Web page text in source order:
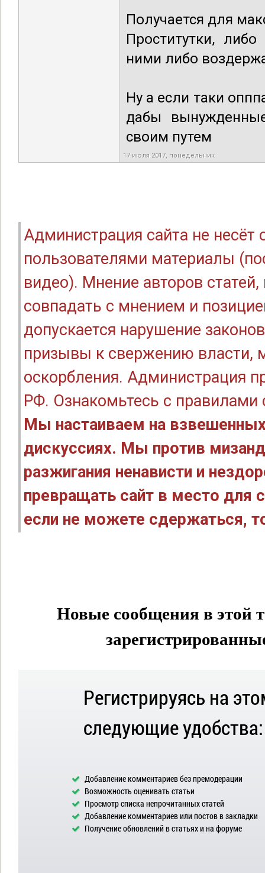
Получается для
Проститутки,
ними либо
Ну а если таки
дабы
своим путем
17 июля 2017, понедельник
Администрация сайта не
пользователями материалы
видео). Мнение авторов
совпадать с мнением и
допускается нарушение
призывы к свержению власти,
оскорбления. Администрация
РФ. Ознакомьтесь с правилами
Мы настаиваем на
дискуссиях. Мы против
разжигания ненависти и
превращать сайт в место для
если не можете сдержаться,
Новые сообщения в этой
Регистрируясь на
следующие удобства:
Добавление комментариев без премодерации
Возможность оценивать статьи
Просмотр списка непрочитанных статей
Добавление комментариев или постов в закладки
Получение обновлений в статьях и на форуме